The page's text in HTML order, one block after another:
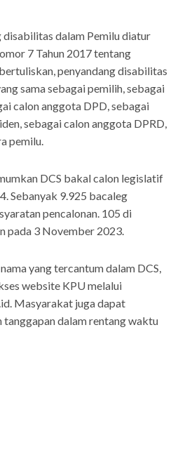
dalam Pemilu diatur
7 Tahun 2017 tentang
penyandang disabilitas
sama sebagai pemilih, sebagai
calon anggota DPD, sebagai
sebagai calon anggota DPRD,
pemilu.
DCS bakal calon legislatif
Sebanyak 9.925 bacaleg
pencalonan. 105 di
pada 3 November 2023.
yang tercantum dalam DCS,
website KPU melalui
Masyarakat juga dapat
tanggapan dalam rentang waktu